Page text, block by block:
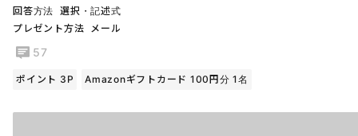
回答方法 選択・記述式
プレゼント方法
メール
57
ポイント 3P Amazonギフトカード 100円分 1名